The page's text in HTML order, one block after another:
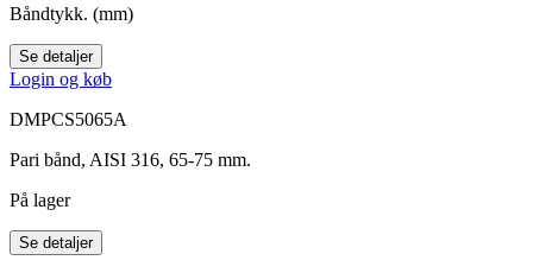
Båndtykk. (mm)
Se detaljer
Login og køb
DMPCS5065A
Pari bånd, AISI 316, 65-75 mm.
På lager
Se detaljer